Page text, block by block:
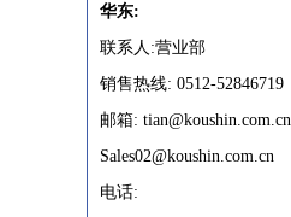
华东:
联系人:营业部
销售热线: 0512-52846719
邮箱: tian@koushin.com.cn
Sales02@koushin.com.cn
电话: